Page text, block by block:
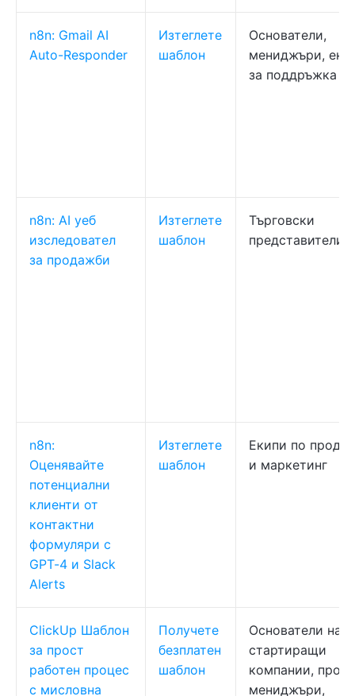
n8n: Gmail AI
Auto-Responder
Изтеглете
шаблон
Основатели,
мениджъри,
за поддръжка
n8n: AI уеб
изследовател
за продажби
Изтеглете
шаблон
Търговски
представители,
n8n:
Оценявайте
потенциални
клиенти от
контактни
формуляри с
GPT-4 и Slack
Alerts
Изтеглете
шаблон
Екипи по
и маркетинг
ClickUp Шаблон
за прост
работен процес
с мисловна
Получете
безплатен
шаблон
Основатели на
стартиращи
компании,
мениджъри,